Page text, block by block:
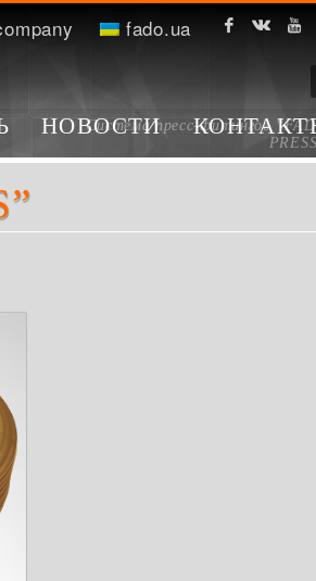
fado.ua
НОВОСТИ
Система пресс-фитингов